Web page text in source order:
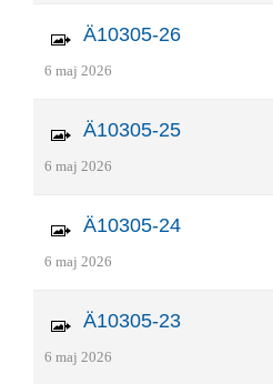
Ä10305-26
6 maj 2026
Ä10305-25
6 maj 2026
Ä10305-24
6 maj 2026
Ä10305-23
6 maj 2026